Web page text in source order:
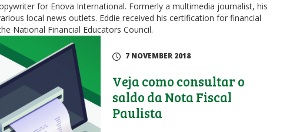
for Enova International. Formerly a multimedia journalist, his
local news outlets. Eddie received his certification for financial
National Financial Educators Council.
7 NOVEMBER 2018
Veja como consultar o
saldo da Nota Fiscal
Paulista